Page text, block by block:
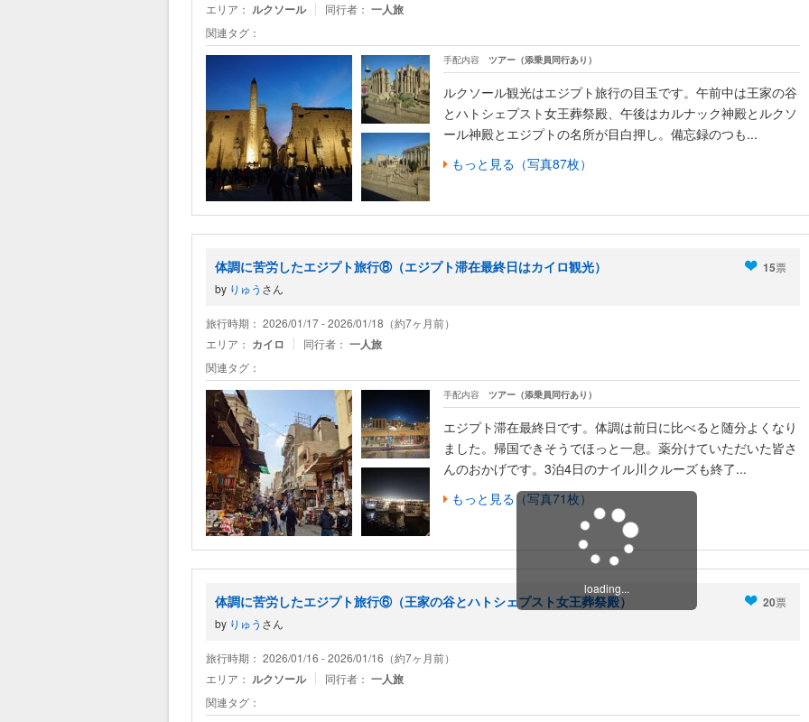
エリア： ルクソール 同行者： 一人旅
関連タグ：
手配内容 ツアー（添乗員同行あり）
ルクソール観光はエジプト旅行の目玉です。午前中は王家の谷
とハトシェプスト女王葬祭殿、午後はカルナック神殿とルクソ
ール神殿とエジプトの名所が目白押し。備忘録のつも...
もっと見る（写真87枚）
体調に苦労したエジプト旅行⑧（エジプト滞在最終日はカイロ観光） 15票
by りゅう さん
旅行時期： 2026/01/17 - 2026/01/18（約7ヶ月前）
エリア： カイロ 同行者： 一人旅
関連タグ：
手配内容 ツアー（添乗員同行あり）
エジプト滞在最終日です。体調は前日に比べると随分よくなり
ました。帰国できそうでほっと一息。薬分けていただいた皆さ
んのおかげです。3泊4日のナイル川クルーズも終了...
もっと見る（写真71枚）
体調に苦労したエジプト旅行⑥（王家の谷とハトシェプスト女王葬祭殿） 20票
by りゅう さん
旅行時期： 2026/01/16 - 2026/01/16（約7ヶ月前）
エリア： ルクソール 同行者： 一人旅
関連タグ：
loading...